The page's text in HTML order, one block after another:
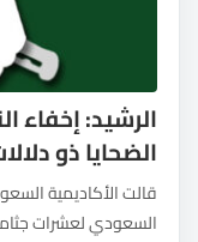
الرشيد: إخفاء
الضحايا ذو
قالت الأكاديمية
السعودي لعشرات